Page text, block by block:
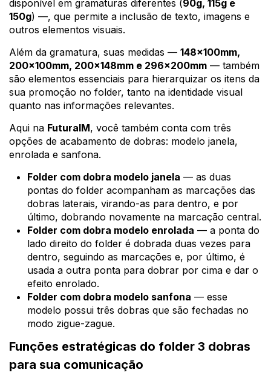
disponível em gramaturas diferentes (90g, 115g e
150g) —, que permite a inclusão de texto, imagens e
outros elementos visuais.
Além da gramatura, suas medidas — 148x100mm,
200x100mm, 200x148mm e 296x200mm — também
são elementos essenciais para hierarquizar os itens da
sua promoção no folder, tanto na identidade visual
quanto nas informações relevantes.
Aqui na FuturaIM, você também conta com três
opções de acabamento de dobras: modelo janela,
enrolada e sanfona.
Folder com dobra modelo janela — as duas
pontas do folder acompanham as marcações das
dobras laterais, virando-as para dentro, e por
último, dobrando novamente na marcação central.
Folder com dobra modelo enrolada — a ponta do
lado direito do folder é dobrada duas vezes para
dentro, seguindo as marcações e, por último, é
usada a outra ponta para dobrar por cima e dar o
efeito enrolado.
Folder com dobra modelo sanfona — esse
modelo possui três dobras que são fechadas no
modo zigue-zague.
Funções estratégicas do folder 3 dobras
para sua comunicação